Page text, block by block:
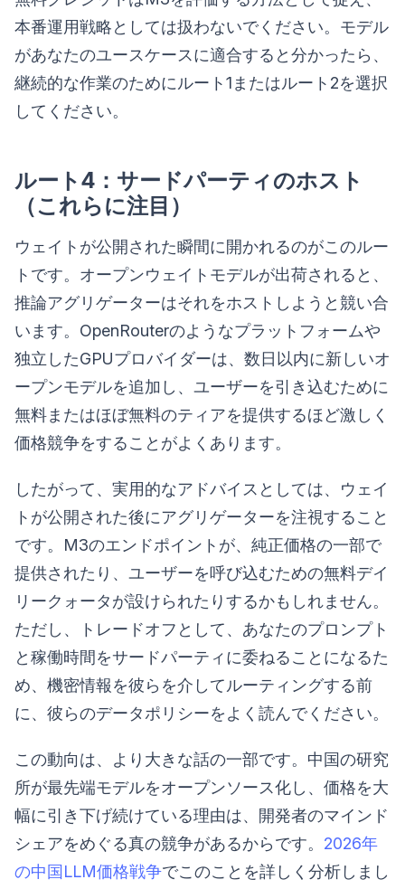
本番運用戦略としては扱わないでください。モデル
があなたのユースケースに適合すると分かったら、
継続的な作業のためにルート1またはルート2を選択
してください。
ルート4：サードパーティのホスト
（これらに注目）
ウェイトが公開された瞬間に開かれるのがこのルー
トです。オープンウェイトモデルが出荷されると、
推論アグリゲーターはそれをホストしようと競い合
います。OpenRouterのようなプラットフォームや
独立したGPUプロバイダーは、数日以内に新しいオ
ープンモデルを追加し、ユーザーを引き込むために
無料またはほぼ無料のティアを提供するほど激しく
価格競争をすることがよくあります。
したがって、実用的なアドバイスとしては、ウェイ
トが公開された後にアグリゲーターを注視すること
です。M3のエンドポイントが、純正価格の一部で
提供されたり、ユーザーを呼び込むための無料デイ
リークォータが設けられたりするかもしれません。
ただし、トレードオフとして、あなたのプロンプト
と稼働時間をサードパーティに委ねることになるた
め、機密情報を彼らを介してルーティングする前
に、彼らのデータポリシーをよく読んでください。
この動向は、より大きな話の一部です。中国の研究
所が最先端モデルをオープンソース化し、価格を大
幅に引き下げ続けている理由は、開発者のマインド
シェアをめぐる真の競争があるからです。 2026年
の中国LLM価格戦争でこのことを詳しく分析しまし